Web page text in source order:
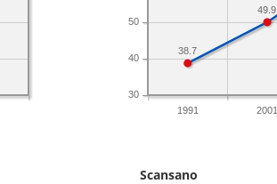
1991 2001
30
40
50
49.9
38.7
Scansano